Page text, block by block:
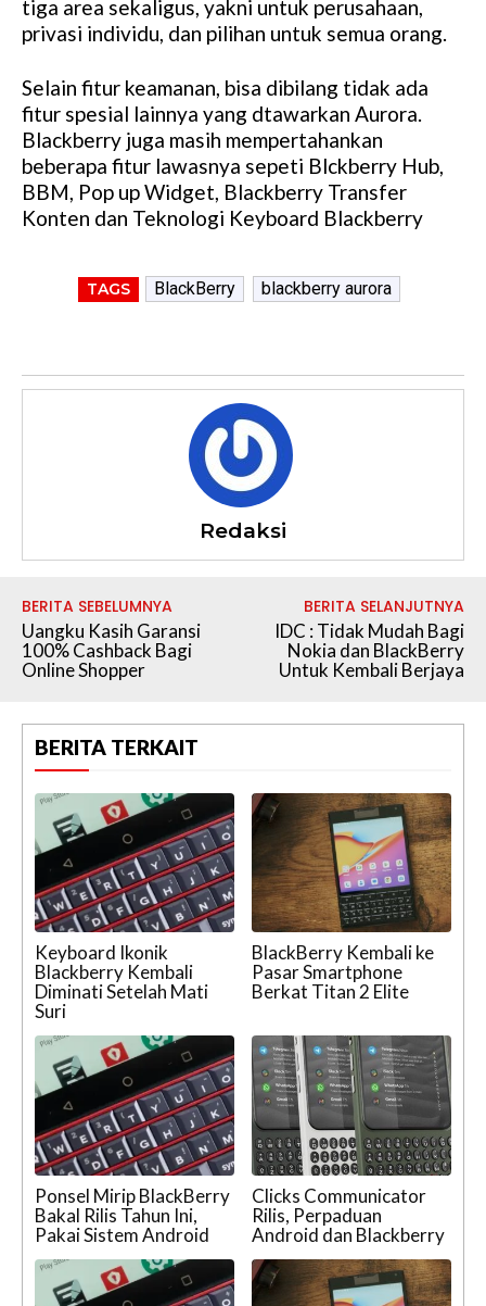
tiga area sekaligus, yakni untuk perusahaan,
privasi individu, dan pilihan untuk semua orang.
Selain fitur keamanan, bisa dibilang tidak ada
fitur spesial lainnya yang dtawarkan Aurora.
Blackberry juga masih mempertahankan
beberapa fitur lawasnya sepeti Blckberry Hub,
BBM, Pop up Widget, Blackberry Transfer
Konten dan Teknologi Keyboard Blackberry
TAGS BlackBerry blackberry aurora
Redaksi
BERITA SEBELUMNYA
Uangku Kasih Garansi
100% Cashback Bagi
Online Shopper
BERITA SELANJUTNYA
IDC : Tidak Mudah Bagi
Nokia dan BlackBerry
Untuk Kembali Berjaya
BERITA TERKAIT
Keyboard Ikonik
Blackberry Kembali
Diminati Setelah Mati
Suri
BlackBerry Kembali ke
Pasar Smartphone
Berkat Titan 2 Elite
Ponsel Mirip BlackBerry
Bakal Rilis Tahun Ini,
Pakai Sistem Android
Clicks Communicator
Rilis, Perpaduan
Android dan Blackberry